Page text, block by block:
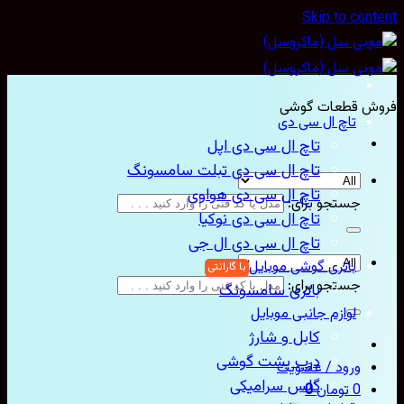
Skip to
قطعات گوشی
جستجو برای:
جستجو برای:
ورود / عضویت
تومان0
تاچ ال سی دی
تاچ ال سی دی اپل
تاچ ال سی دی تبلت سامسونگ
تاچ ال سی دی هواوی
تاچ ال سی دی نوکیا
تاچ ال سی دی ال جی
باتری گوشی موبایل
باتری سامسونگ
لوازم جانبی موبایل
کابل و شارژ
درب پشت گوشی
گلس سرامیکی